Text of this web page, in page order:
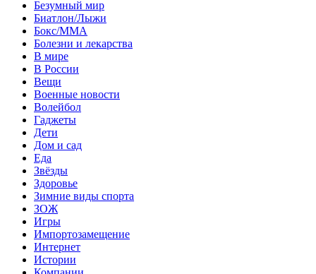
Безумный мир
Биатлон/Лыжи
Бокс/MMA
Болезни и лекарства
В мире
В России
Вещи
Военные новости
Волейбол
Гаджеты
Дети
Дом и сад
Еда
Звёзды
Здоровье
Зимние виды спорта
ЗОЖ
Игры
Импортозамещение
Интернет
Истории